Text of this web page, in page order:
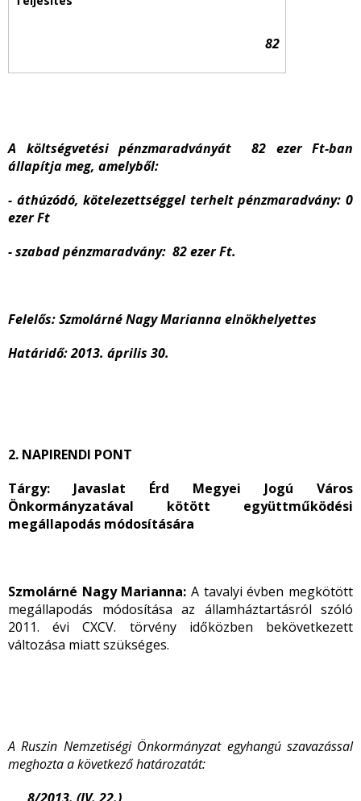
82
A költségvetési pénzmaradványát 82 ezer Ft-ban
állapítja meg, amelyből:
- áthúzódó, kötelezettséggel terhelt pénzmaradvány: 0
ezer Ft
- szabad pénzmaradvány: 82 ezer Ft.
Felelős: Szmolárné Nagy Mariannaelnökhelyettes
Határidő: 2013. április 30.
2. NAPIRENDI PONT
Tárgy: Javaslat Érd Megyei Jogú Város
Önkormányzatával kötött együttműködési
megállapodás módosítására
Szmolárné Nagy Marianna: A tavalyi évben megkötött
megállapodás módosítása az államháztartásról szóló
2011. évi CXCV. törvény időközben bekövetkezett
változása miatt szükséges.
A Ruszin Nemzetiségi Önkormányzat egyhangú szavazással
meghozta a következő határozatát: